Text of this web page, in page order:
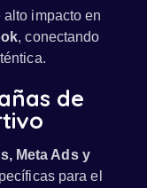
impacto en
, conectando
de
Meta Ads y
para el